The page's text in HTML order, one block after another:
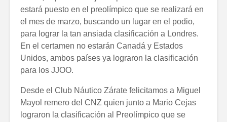
estará puesto en el preolímpico que se realizará en
el mes de marzo, buscando un lugar en el podio,
para lograr la tan ansiada clasificación a Londres.
En el certamen no estarán Canadá y Estados
Unidos, ambos países ya lograron la clasificación
para los JJOO.
Desde el Club Náutico Zárate felicitamos a Miguel
Mayol remero del CNZ quien junto a Mario Cejas
lograron la clasificación al Preolímpico que se